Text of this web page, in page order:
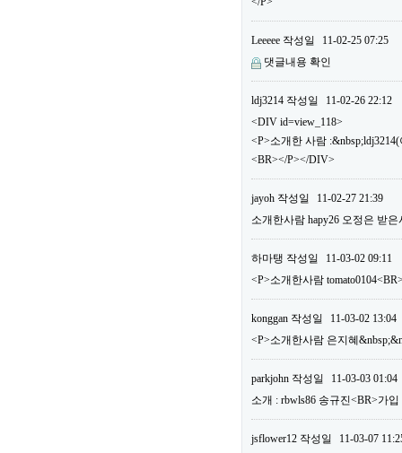
Leeeee 작성일
11-02-25 07:25
댓글내용 확인
ldj3214 작성일
11-02-26 22:12
<DIV id=view_118>
<P>소개한 사람
<BR></P></DIV>
jayoh 작성일
11-02-27 21:39
소개한사람 hapy26 오정은 받
하마탱 작성일
11-03-02 09:11
<P>소개한사람
konggan 작성일
11-03-02 13:04
<P>소개한사람 은지혜
parkjohn 작성일
11-03-03 01:04
소개 : rbwls86 송규진<BR>가
jsflower12 작성일
11-03-07